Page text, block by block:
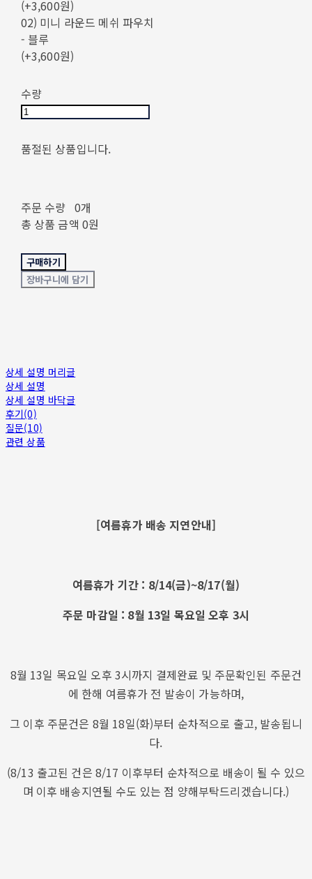
(+3,600원)
02) 미니 라운드 메쉬 파우치
- 블루
(+3,600원)
수량
품절된 상품입니다.
주문 수량 0개
총 상품 금액 0원
구매하기
장바구니에 담기
상세 설명 머리글
상세 설명
상세 설명 바닥글
후기(0)
질문(10)
관련 상품
[여름휴가 배송 지연안내]
여름휴가 기간 : 8/14(금)~8/17(월)
주문 마감일 : 8월 13일 목요일 오후 3시
8월 13일 목요일 오후 3시까지 결제완료 및 주문확인된 주문건
에 한해 여름휴가 전 발송이 가능하며,
그 이후 주문건은 8월 18일(화)부터 순차적으로 출고, 발송됩니
다.
(8/13 출고된 건은 8/17 이후부터 순차적으로 배송이 될 수 있으
며 이후 배송지연될 수도 있는 점 양해부탁드리겠습니다.)